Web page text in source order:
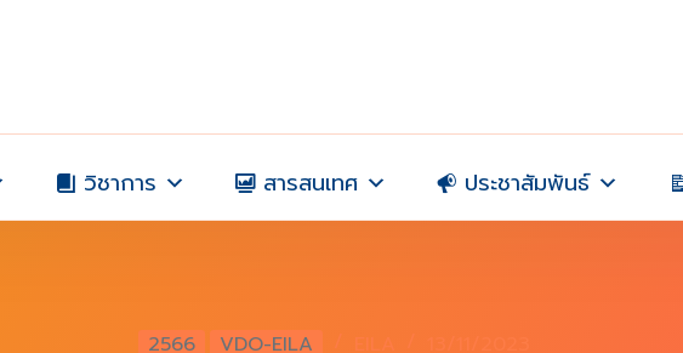
วิชาการ สารสนเทศ ประชาสัมพันธ์
2566 VDO-EILA